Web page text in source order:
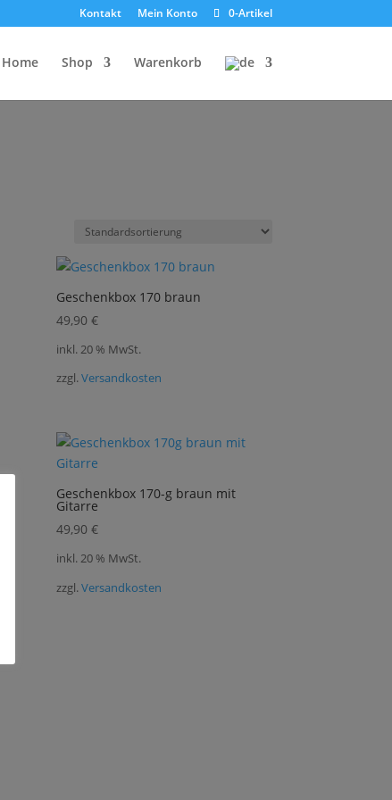
Kontakt Mein Konto 0-Artikel
Home Shop Warenkorb
Geschenkbox 170 braun
49,90€
inkl. 20 % MwSt.
zzgl.Versandkosten
Geschenkbox 170-g braun mit
Gitarre
49,90€
inkl. 20 % MwSt.
zzgl.Versandkosten